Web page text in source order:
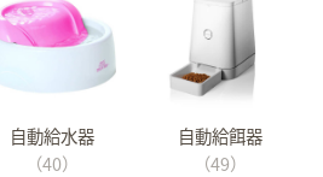
自動給水器
（40）
自動給餌器
（49）